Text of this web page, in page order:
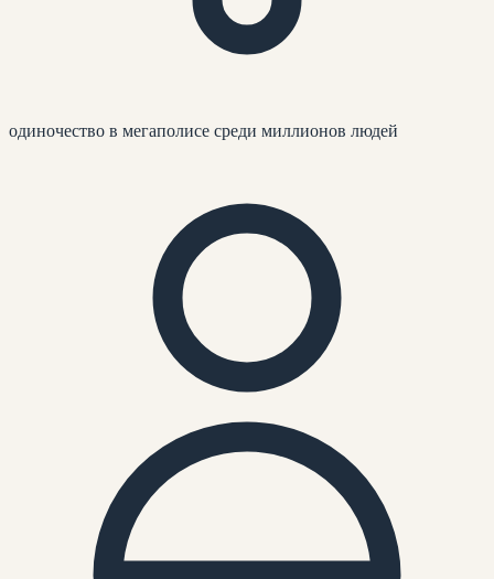
одиночество в мегаполисе среди миллионов людей